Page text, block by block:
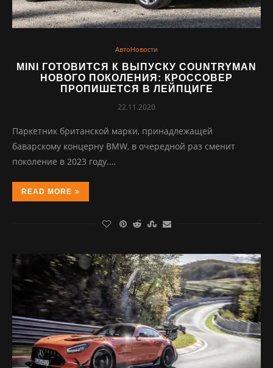
АвтоНовости
MINI ГОТОВИТСЯ К ВЫПУСКУ COUNTRYMAN
НОВОГО ПОКОЛЕНИЯ: КРОССОВЕР
ПРОПИШЕТСЯ В ЛЕЙПЦИГЕ
22.11.2020
Паркетник британской марки, принадлежащей
баварскому концерну BMW, в очередной раз сменит
поколение в 2023 году.…
READ MORE